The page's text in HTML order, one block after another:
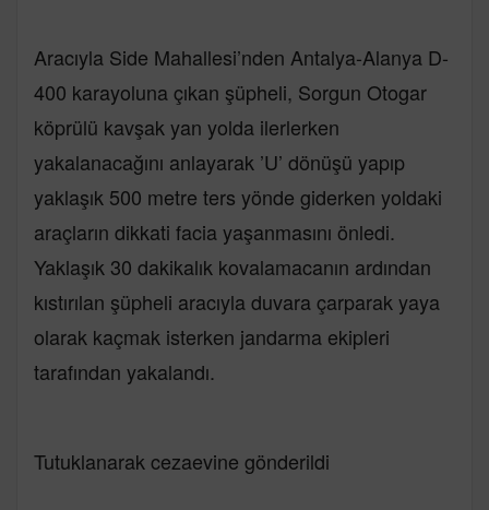
Aracıyla Side Mahallesi’nden Antalya-Alanya D-
400 karayoluna çıkan şüpheli, Sorgun Otogar
köprülü kavşak yan yolda ilerlerken
yakalanacağını anlayarak ’U’ dönüşü yapıp
yaklaşık 500 metre ters yönde giderken yoldaki
araçların dikkati facia yaşanmasını önledi.
Yaklaşık 30 dakikalık kovalamacanın ardından
kıstırılan şüpheli aracıyla duvara çarparak yaya
olarak kaçmak isterken jandarma ekipleri
tarafından yakalandı.
Tutuklanarak cezaevine gönderildi